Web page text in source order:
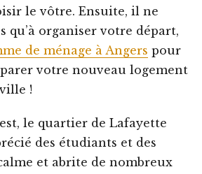
le vôtre. Ensuite, il ne
qu’à organiser votre départ,
de ménage à Angers pour
votre nouveau logement
!
le quartier de Lafayette
des étudiants et des
et abrite de nombreux